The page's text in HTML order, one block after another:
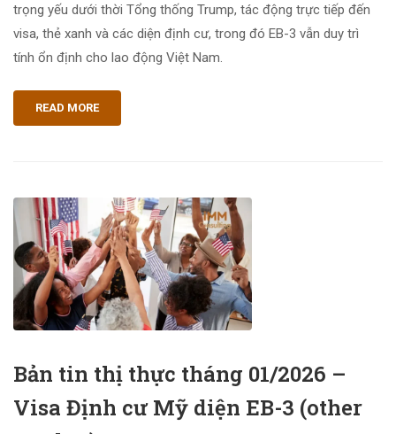
trọng yếu dưới thời Tổng thống Trump, tác động trực tiếp đến
visa, thẻ xanh và các diện định cư, trong đó EB-3 vẫn duy trì
tính ổn định cho lao động Việt Nam.
READ MORE
Bản tin thị thực tháng 01/2026 –
Visa Định cư Mỹ diện EB-3 (other